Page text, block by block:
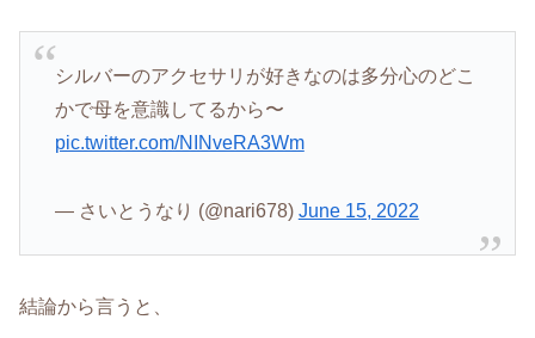
シルバーのアクセサリが好きなのは多分心のどこ
かで母を意識してるから〜
pic.twitter.com/NINveRA3Wm
— さいとうなり (@nari678) June 15, 2022
結論から言うと、